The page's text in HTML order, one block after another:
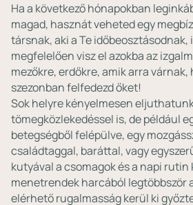
Ha a következő hónapokban
magad, hasznát veheted egy
társnak, aki a Te
megfelelően visz el azokba az
mezőkre, erdőkre, amik arra várnak,
szezonban felfedezd őket!
Sok helyre kényelmesen
tömegközlekedéssel is, de például
betegségből felépülve, egy
családtaggal, baráttal, vagy
kutyával a csomagok és a napi rutin
menetrendek harcából legtöbbször
elérhető rugalmasság kerül ki